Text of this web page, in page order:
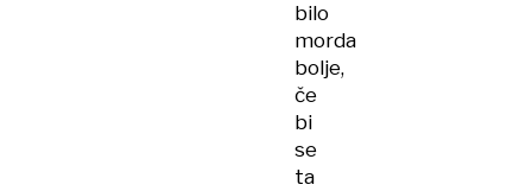
bilo
morda
bolje,
če
bi
se
ta